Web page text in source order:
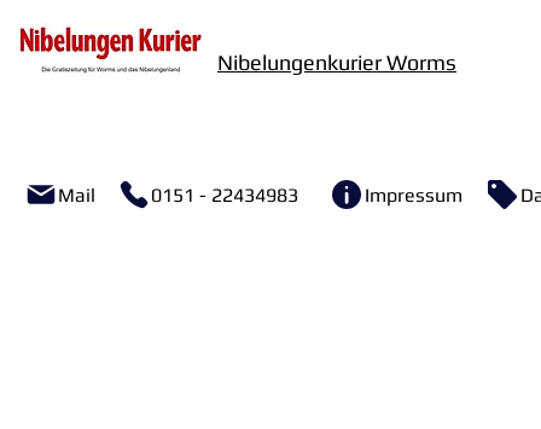
Nibelungenkurier Worms
Mail 0151 - 22434983 Impressum